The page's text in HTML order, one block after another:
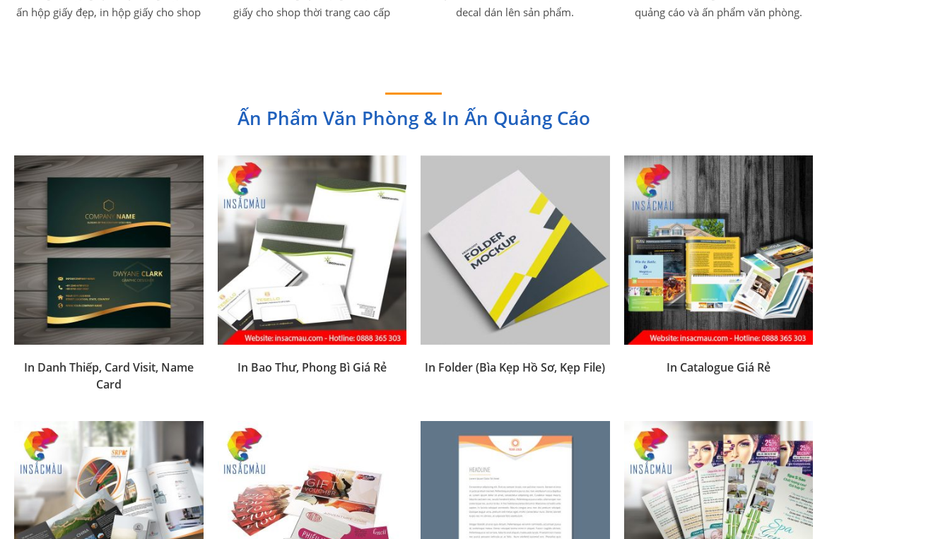
ấn hộp giấy đẹp, in hộp giấy cho shop
giấy cho shop thời trang cao cấp
decal dán lên sản phẩm.
quảng cáo và ấn phẩm văn phòng.
Ấn Phẩm Văn Phòng & In Ấn Quảng Cáo
In Danh Thiếp, Card Visit, Name
Card
In Bao Thư, Phong Bì Giá Rẻ In Folder (Bìa Kẹp Hồ Sơ, Kẹp File) In Catalogue Giá Rẻ